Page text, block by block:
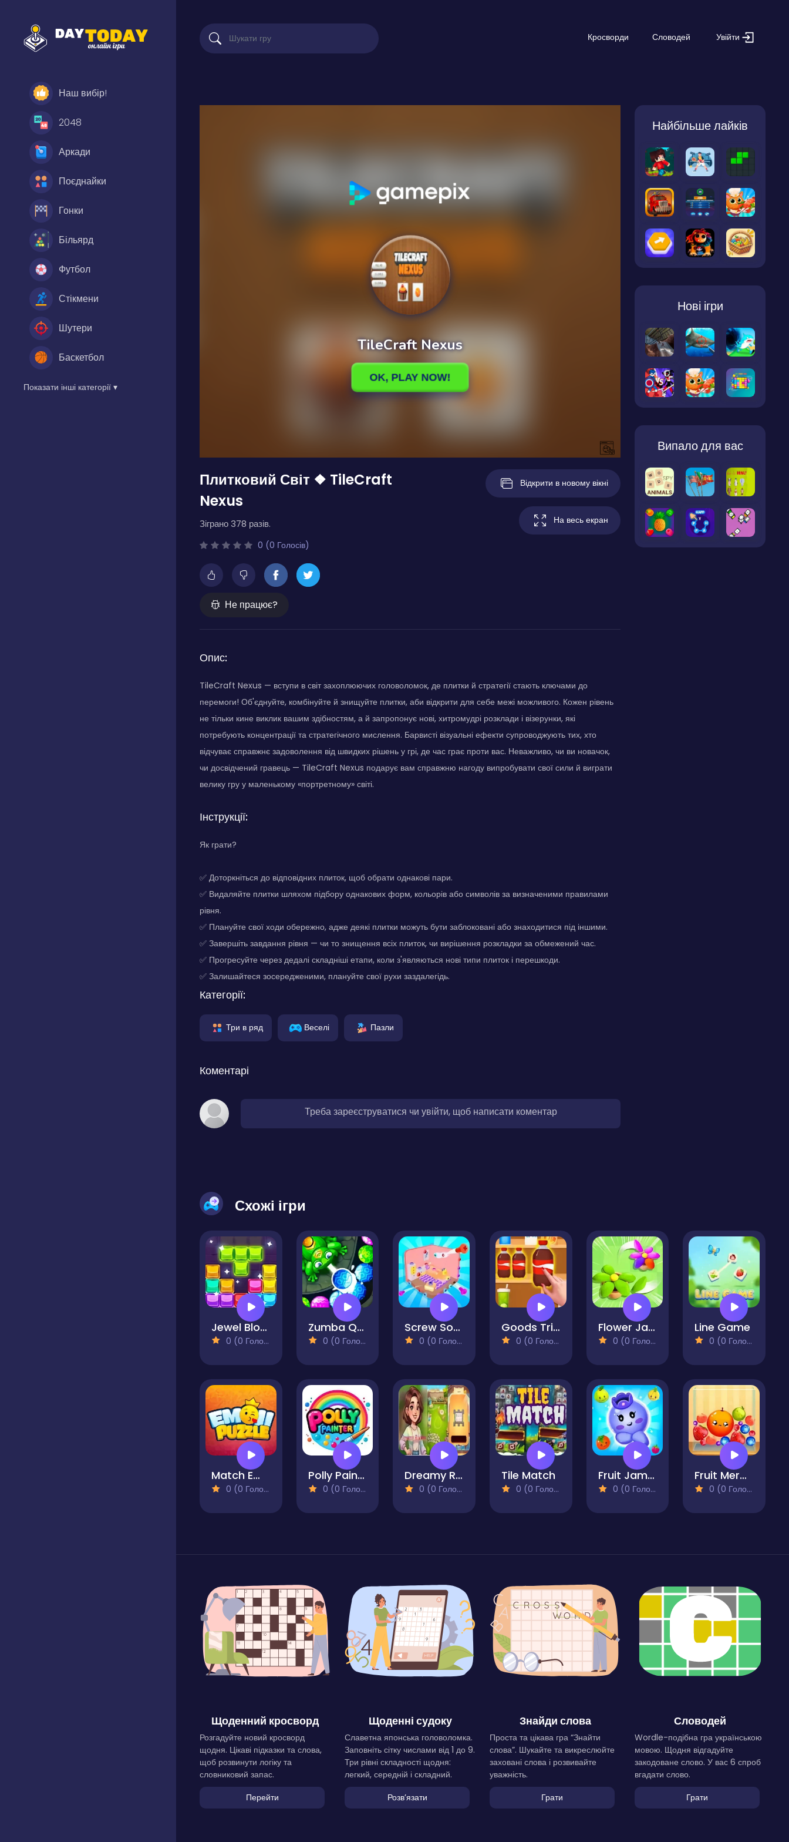
Наш вибір!
2048
Аркади
Поєднайки
Гонки
Більярд
Футбол
Стікмени
Шутери
Баскетбол
Показати інші категорії ▾
Кросворди Словодей Увійти
Плитковий Світ ❖ TileCraft
Nexus
Зіграно 378 разів.
0 (0 Голосів)
Не працює?
Відкрити в новому вікні
На весь екран
Опис:
TileCraft Nexus — вступи в світ захоплюючих головоломок, де плитки й стратегії стають ключами до
перемоги! Об'єднуйте, комбінуйте й знищуйте плитки, аби відкрити для себе межі можливого. Кожен рівень
не тільки кине виклик вашим здібностям, а й запропонує нові, хитромудрі розклади і візерунки, які
потребують концентрації та стратегічного мислення. Барвисті візуальні ефекти супроводжують тих, хто
відчуває справжнє задоволення від швидких рішень у грі, де час грає проти вас. Неважливо, чи ви новачок,
чи досвідчений гравець — TileCraft Nexus подарує вам справжню нагоду випробувати свої сили й виграти
велику гру у маленькому «портретному» світі.
Інструкції:
Як грати?
✅ Доторкніться до відповідних плиток, щоб обрати однакові пари.
✅ Видаляйте плитки шляхом підбору однакових форм, кольорів або символів за визначеними правилами
рівня.
✅ Плануйте свої ходи обережно, адже деякі плитки можуть бути заблоковані або знаходитися під іншими.
✅ Завершіть завдання рівня — чи то знищення всіх плиток, чи вирішення розкладки за обмежений час.
✅ Прогресуйте через дедалі складніші етапи, коли з'являються нові типи плиток і перешкоди.
✅ Залишайтеся зосередженими, плануйте свої рухи заздалегідь.
Категорії:
Три в ряд Веселі Пазли
Коментарі
Треба зареєструватися чи увійти, щоб написати коментар
Найбільше лайків
Нові ігри
Випало для вас
Схожі ігри
Jewel Block
0 (0 Голосів)
Zumba Quest
0 (0 Голосів)
Screw Sort 3D Screw Puzzle
0 (0 Голосів)
Goods Triple Match 3D
0 (0 Голосів)
Flower Jam
0 (0 Голосів)
Line Game
0 (0 Голосів)
Match Emoji Puzzle
0 (0 Голосів)
Polly Painter
0 (0 Голосів)
Dreamy Rooms
0 (0 Голосів)
Tile Match
0 (0 Голосів)
Fruit Jam - Merge Puzzle Game
0 (0 Голосів)
Fruit Merge Reloaded
0 (0 Голосів)
Щоденний кросворд
Розгадуйте новий кросворд
щодня. Цікаві підказки та слова,
щоб розвинути логіку та
словниковий запас.
Перейти
Щоденні судоку
Славетна японська головоломка.
Заповніть сітку числами від 1 до 9.
Три рівні складності щодня:
легкий, середній і складний.
Розвʼязати
Знайди слова
Проста та цікава гра “Знайти
слова”. Шукайте та викреслюйте
заховані слова і розвивайте
уважність.
Грати
Словодей
Wordle-подібна гра українською
мовою. Щодня відгадуйте
закодоване слово. У вас 6 спроб
вгадати слово.
Грати